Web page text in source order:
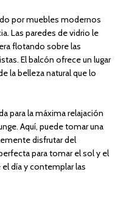
por muebles modernos
Las paredes de vidrio le
flotando sobre las
El balcón ofrece un lugar
la belleza natural que lo
para la máxima relajación
Aquí, puede tomar una
disfrutar del
para tomar el sol y el
día y contemplar las